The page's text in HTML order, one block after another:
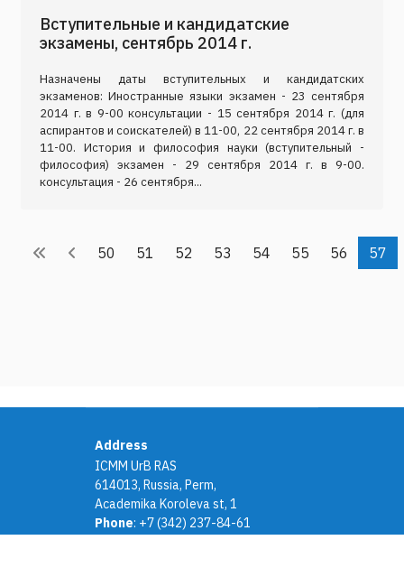
Вступительные и кандидатские
экзамены, сентябрь 2014 г.
Назначены даты вступительных и кандидатских
экзаменов: Иностранные языки экзамен - 23 сентября
2014 г. в 9-00 консультации - 15 сентября 2014 г. (для
аспирантов и соискателей) в 11-00, 22 сентября 2014 г. в
11-00. История и философия науки (вступительный -
философия) экзамен - 29 сентября 2014 г. в 9-00.
консультация - 26 сентября...
50 51 52 53 54 55 56 57
Address
ICMM UrB RAS
614013, Russia, Perm,
Academika Koroleva st, 1
Phone: +7 (342) 237-84-61